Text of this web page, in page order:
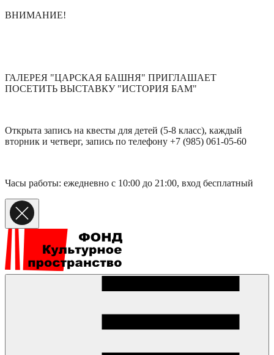
ВНИМАНИЕ!
ГАЛЕРЕЯ "ЦАРСКАЯ БАШНЯ" ПРИГЛАШАЕТ
ПОСЕТИТЬ ВЫСТАВКУ "ИСТОРИЯ БАМ"
Открыта запись на квесты для детей (5-8 класс), каждый
вторник и четверг, запись по телефону +7 (985) 061-05-60
Часы работы: ежедневно с 10:00 до 21:00, вход бесплатный